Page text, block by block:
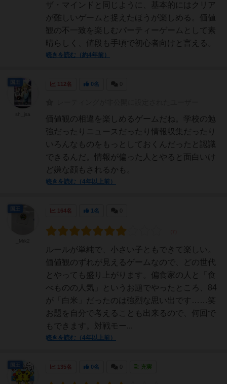
ザ・マインドと同じように、基本的にはクリア
が難しいゲームと捉えたほうが楽しめる。価値
観の不一致を楽しむパーティーゲームとして素
晴らしく、値段も手頃で初心者向けと言える。
続きを読む（約4年前）
112名 0名
価値観の相違を楽しめるゲームだね。学校の勉
強だったりニュースだったり情報収集だったり
いろんなものをもっとしておくんだったと認識
できるんだ。情報が偏った人とやると面白いけ
ど嫌な顔もされるかも。
続きを読む（4年以上前）
国王
164名 1名
ルールが単純で、小さい子ともできて楽しい。
価値観のずれが見えるゲームなので、どの世代
とやっても盛り上がります。偏食家の人と「食
べものの人気」というお題でやったところ、84
が「白米」だったのは強烈な思い出です……笑
お題を自分で考えることも出来るので、何回で
もできます。対戦モー...
続きを読む（4年以上前）
国王
135名 0名 充実
国王